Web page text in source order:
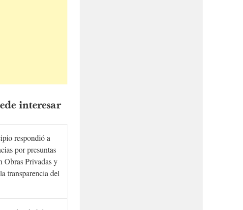
interesar
respondió a
por presuntas
Obras Privadas y
transparencia del